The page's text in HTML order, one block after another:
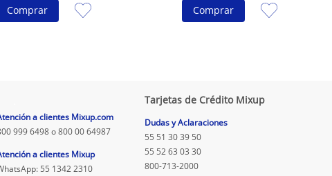
Comprar Comprar
a clientes Mixup.com
999 6498 o 800 00 64987
a clientes Mixup
55 1342 2310
Tarjetas de Crédito Mixup
Dudas y Aclaraciones
55 51 30 39 50
55 52 63 03 30
800-713-2000